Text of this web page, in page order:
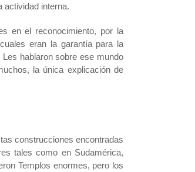
actividad interna.
en el reconocimiento, por la
eran la garantía para la
hablaron sobre ese mundo
la única explicación de
construcciones encontradas
tales como en Sudamérica,
Templos enormes, pero los